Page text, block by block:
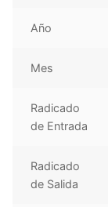
Año
Mes
Radicado
de Entrada
Radicado
de Salida